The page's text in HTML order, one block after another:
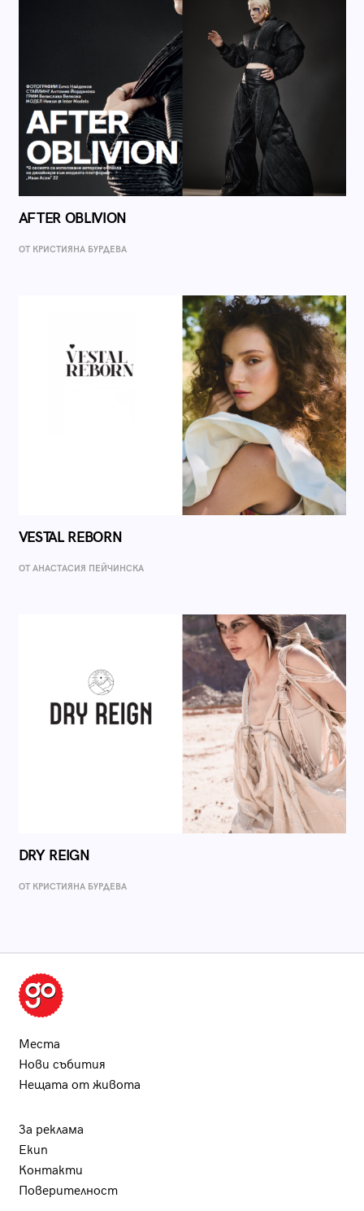
AFTER OBLIVION
ОТ КРИСТИЯНА БУРДЕВА
VESTAL REBORN
ОТ AНАСТАСИЯ ПЕЙЧИНСКА
DRY REIGN
ОТ КРИСТИЯНА БУРДЕВА
Места
Нови събития
Нещата от живота
За реклама
Екип
Контакти
Поверителност